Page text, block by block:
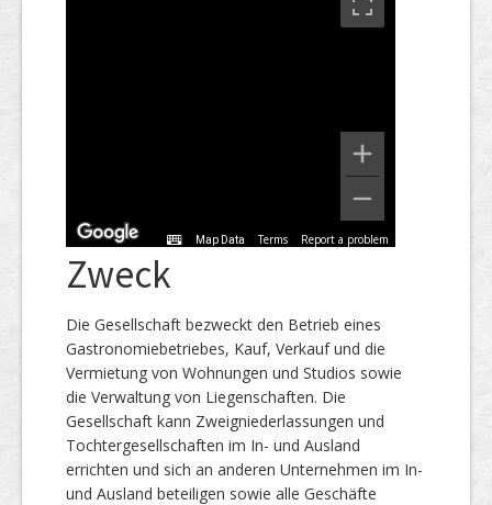
Map Data Terms Report a problem
Zweck
Die Gesellschaft bezweckt den Betrieb eines
Gastronomiebetriebes, Kauf, Verkauf und die
Vermietung von Wohnungen und Studios sowie
die Verwaltung von Liegenschaften. Die
Gesellschaft kann Zweigniederlassungen und
Tochtergesellschaften im In- und Ausland
errichten und sich an anderen Unternehmen im In-
und Ausland beteiligen sowie alle Geschäfte